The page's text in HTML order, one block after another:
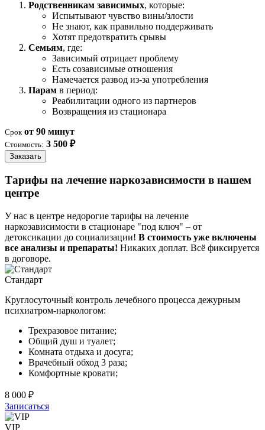
Родственникам зависимых, которые:
Испытывают чувство вины/злости
Не знают, как правильно поддерживать
Хотят предотвратить срывы
Семьям, где:
Зависимый отрицает проблему
Есть созависимые отношения
Намечается развод из-за употребления
Парам в период:
Реабилитации одного из партнеров
Возвращения из стационара
Срок от 90 минут
Стоимость: 3 500 ₽
Заказать
Тарифы на лечение наркозависимости в нашем
центре
У нас в центре недорогие тарифы на лечение
наркозависимости в стационаре "под ключ" – от
детоксикации до социализации! В стоимость уже включены
все анализы и препараты! Никаких доплат. Всё фиксируется
в договоре.
Стандарт
Круглосуточный контроль лечебного процесса дежурным
психиатром-наркологом:
Трехразовое питание;
Общий душ и туалет;
Комната отдыха и досуга;
Врачебный обход 3 раза;
Комфортные кровати;
8 000 ₽
Записаться
VIP